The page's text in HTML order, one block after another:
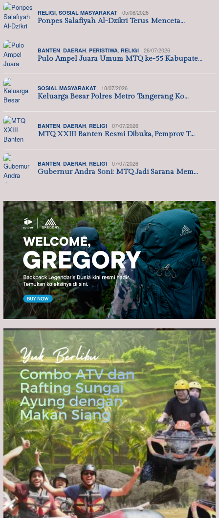
RELIGI SOSIAL MASYARAKAT 05/08/2026
Ponpes Salafiyah Al-Dzikri Terus Menceta…
BANTEN DAERAH PERISTIWA RELIGI 26/07/2026
Pulo Ampel Juara Umum MTQ ke-55 Kabupate…
SOSIAL MASYARAKAT 18/07/2026
Keluarga Besar Polres Metro Tangerang Ko…
BANTEN DAERAH RELIGI 07/07/2026
MTQ XXIII Banten Resmi Dibuka, Pemprov T…
BANTEN DAERAH RELIGI 07/07/2026
Gubernur Andra Soni: MTQ Jadi Sarana Mem…